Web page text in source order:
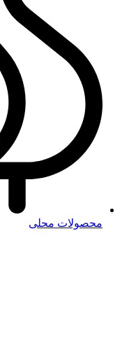
محصولات محلی